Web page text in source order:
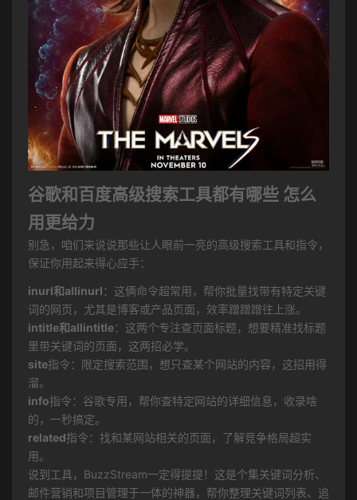
谷歌和百度高级搜索工具都有哪些 怎么
用更给力
别急，咱们来说说那些让人眼前一亮的高级搜索工具和指令，
保证你用起来得心应手：
inurl和allinurl ：这俩命令超常用，帮你批量找带有特定关键
词的网页，尤其是博客或产品页面，效率蹭蹭蹭往上涨。
intitle和allintitle ：这两个专注查页面标题，想要精准找标题
里带关键词的页面，这两招必学。
site指令：限定搜索范围，想只查某个网站的内容，这招用得
溜。
info指令：谷歌专用，帮你查特定网站的详细信息，收录啥
的，一秒搞定。
related指令：找和某网站相关的页面，了解竞争格局超实
用。
说到工具，BuzzStream一定得提提！这是个集关键词分析、
邮件营销和项目管理于一体的神器，帮你整理关键词列表、追